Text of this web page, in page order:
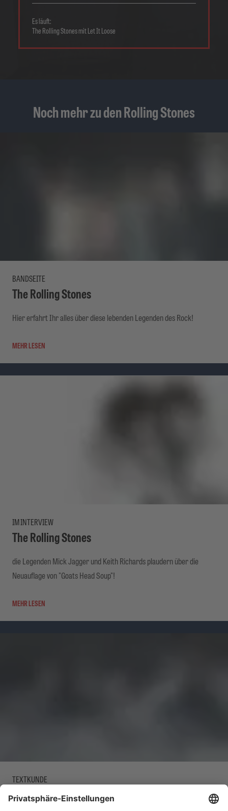
Es läuft:
The Rolling Stones mit Let It Loose
Noch mehr zu den Rolling Stones
BANDSEITE
The Rolling Stones
Hier erfahrt Ihr alles über diese lebenden Legenden des Rock!
MEHR LESEN
IM INTERVIEW
The Rolling Stones
die Legenden Mick Jagger und Keith Richards plaudern über die
Neuauflage von "Goats Head Soup"!
MEHR LESEN
TEXTKUNDE
The Rolling Stones mit "Paint It Black"